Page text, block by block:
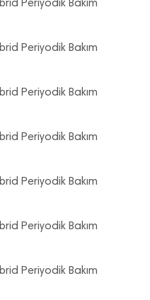
Periyodik Bakım
Periyodik Bakım
Periyodik Bakım
Periyodik Bakım
Periyodik Bakım
Periyodik Bakım
Periyodik Bakım